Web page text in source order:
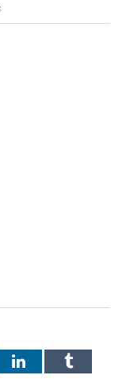
LinkedInTumblr